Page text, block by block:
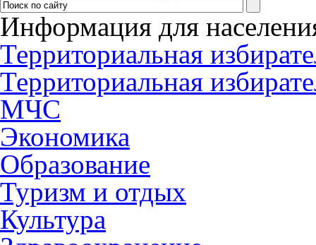
Информация для
Территориальная
Территориальная
МЧС
Экономика
Образование
Туризм и отдых
Культура